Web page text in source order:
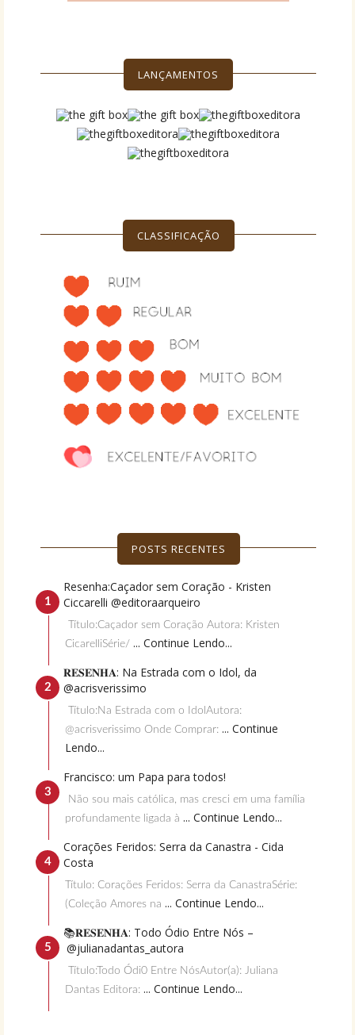
LANÇAMENTOS
CLASSIFICAÇÃO
POSTS RECENTES
Resenha:Caçador sem Coração - Kristen
Ciccarelli @editoraarqueiro
Título:Caçador sem Coração Autora: Kristen
CicarelliSérie/ ... Continue Lendo...
𝐑𝐄𝐒𝐄𝐍𝐇𝐀: Na Estrada com o Idol, da
@acrisverissimo
Título:Na Estrada com o IdolAutora:
@acrisverissimo Onde Comprar: ... Continue
Lendo...
Francisco: um Papa para todos!
Não sou mais católica, mas cresci em uma família
profundamente ligada à ... Continue Lendo...
Corações Feridos: Serra da Canastra - Cida
Costa
Título: Corações Feridos: Serra da CanastraSérie:
(Coleção Amores na ... Continue Lendo...
📚𝐑𝐄𝐒𝐄𝐍𝐇𝐀: Todo Ódio Entre Nós –
@julianadantas_autora
Título:Todo Ódi0 Entre NósAutor(a): Juliana
Dantas Editora: ... Continue Lendo...